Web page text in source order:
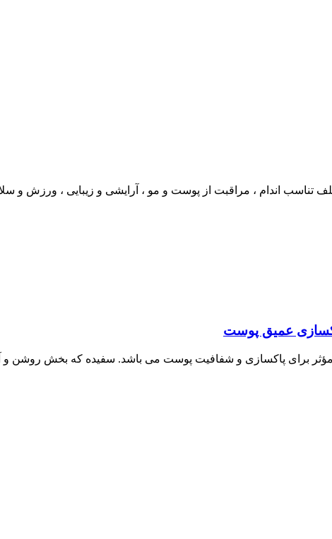
عمیق پوست
برای پاکسازی و شفافیت پوست می باشد. سفیده که بخش روشن و